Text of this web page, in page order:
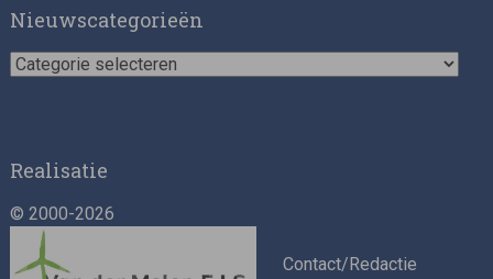
Nieuwscategorieën
Nieuwscategorieën
Realisatie
© 2000-2026
Contact/Redactie